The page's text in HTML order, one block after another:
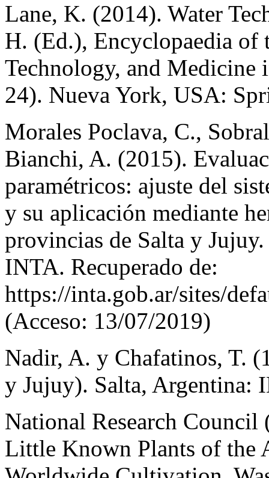
Lane, K. (2014). Water
H. (Ed.), Encyclopaedia of
Technology, and Medicine
24). Nueva York, USA:
Morales Poclava, C.,
Bianchi, A. (2015).
paramétricos: ajuste del
y su aplicación mediante
provincias de Salta y
INTA. Recuperado de:
https://inta.gob.ar/sites/
(Acceso: 13/07/2019)
Nadir, A. y Chafatinos, T.
y Jujuy). Salta, Argentina:
National Research
Little Known Plants of the